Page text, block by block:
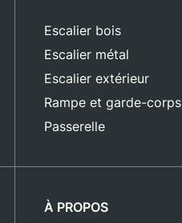
Escalier bois
Escalier métal
Escalier extérieur
Rampe et garde-corps
Passerelle
À PROPOS